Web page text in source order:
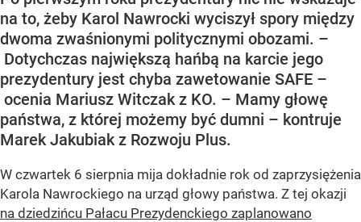
na to, żeby Karol Nawrocki wyciszył spory między
dwoma zwaśnionymi politycznymi obozami. –
Dotychczas największą hańbą na karcie jego
prezydentury jest chyba zawetowanie SAFE –
ocenia Mariusz Witczak z KO. – Mamy głowę
państwa, z której możemy być dumni – kontruje
Marek Jakubiak z Rozwoju Plus.
W czwartek 6 sierpnia mija dokładnie rok od zaprzysiężenia
Karola Nawrockiego na urząd głowy państwa. Z tej okazji
na dziedzińcu Pałacu Prezydenckiego zaplanowano